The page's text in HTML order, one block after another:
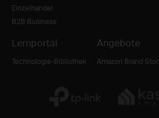
Einzelhandel
B2B Business
Lernportal
Technologie-Bibliothek
Angebote
Amazon Brand